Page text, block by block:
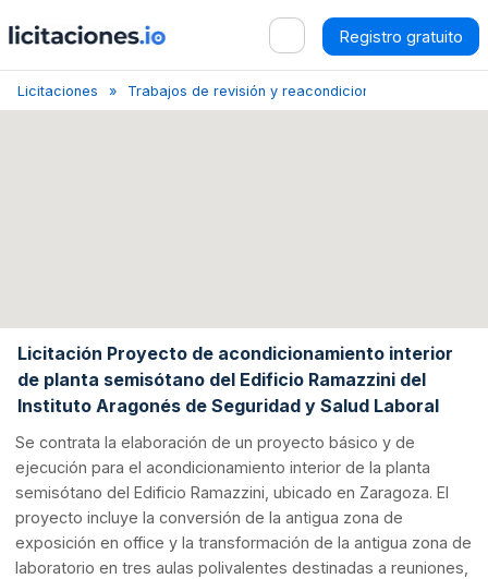
Registro gratuito
Licitaciones Trabajos de revisión y reacondicionamiento
Licitación Proyecto de acondicionamiento interior
de planta semisótano del Edificio Ramazzini del
Instituto Aragonés de Seguridad y Salud Laboral
Se contrata la elaboración de un proyecto básico y de
ejecución para el acondicionamiento interior de la planta
semisótano del Edificio Ramazzini, ubicado en Zaragoza. El
proyecto incluye la conversión de la antigua zona de
exposición en office y la transformación de la antigua zona de
laboratorio en tres aulas polivalentes destinadas a reuniones,